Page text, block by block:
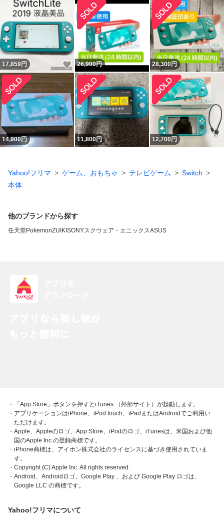
17,859円 いいね！
26,900円 28,300円
14,900円 11,800円 12,700円
Yahoo!フリマ ゲーム、おもちゃ テレビゲーム
Switch
本体
他のブランドから探す
任天堂PokemonZUIKI SONYスクウェア・エニックスASUS
・「App Store」ボタンを押すとiTunes （外部サイト）が起動します。
・アプリケーションはiPhone、iPod touch、iPadまたはAndroidでご利用い
ただけます。
・Apple、Appleのロゴ、App Store、iPodのロゴ、iTunesは、米国および他
国のApple Inc.の登録商標です。
・iPhone商標は、アイホン株式会社のライセンスに基づき使用されていま
す。
・Copyright (C) Apple Inc. All rights reserved.
・Android、Androidロゴ、Google Play 、および Google Play ロゴは、
Google LLC の商標です。
Yahoo!フリマについて